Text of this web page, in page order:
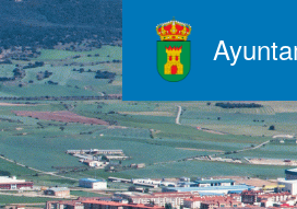
Pasar
al
contenido
principal